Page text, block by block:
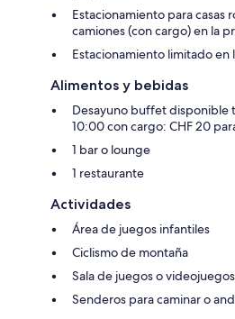
Estacionamiento para casas
camiones (con cargo) en la
Estacionamiento limitado en
Alimentos y bebidas
Desayuno buffet disponible
10:00 con cargo: CHF 20
1 bar o lounge
1 restaurante
Actividades
Área de juegos infantiles
Ciclismo de montaña
Sala de juegos o videojuegos
Senderos para caminar o